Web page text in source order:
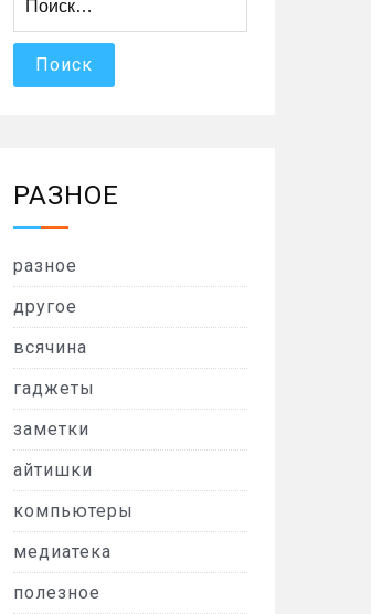
РАЗНОЕ
разное
другое
всячина
гаджеты
заметки
айтишки
компьютеры
медиатека
полезное